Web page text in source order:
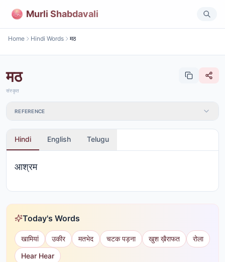
Murli Shabdavali
Home Hindi Words मठ
मठ
संस्कृत
REFERENCE
Hindi English Telugu
आश्रम
Today's Words
खामियां उकीर मतभेद चटक पड़ना खुश ख़ैराफत
रोला
Hear Hear